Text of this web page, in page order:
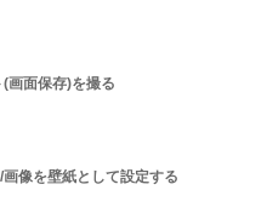
画面保存)を撮る
像を壁紙として設定する